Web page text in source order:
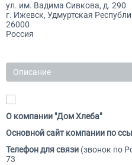
ул. им. Вадима Сивкова, д. 290
г. Ижевск, Удмуртская
26000
Россия
Описание
О компании "Дом Хлеба"
Основной сайт компании по
Телефон для связи (звонок по
73